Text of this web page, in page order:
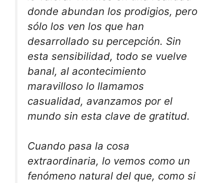
donde abundan los prodigios, pero
sólo los ven los que han
desarrollado su percepción. Sin
esta sensibilidad, todo se vuelve
banal, al acontecimiento
maravilloso lo llamamos
casualidad, avanzamos por el
mundo sin esta clave de gratitud.
Cuando pasa la cosa
extraordinaria, lo vemos como un
fenómeno natural del que, como si